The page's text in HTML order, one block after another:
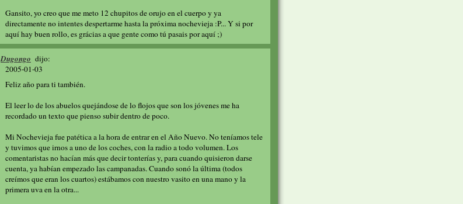
Gansito, yo creo que me meto 12 chupitos de orujo en el cuerpo y ya
directamente no intentes despertarme hasta la próxima nochevieja :P... Y si por
aquí hay buen rollo, es grácias a que gente como tú pasais por aquí ;)
Dugongo dijo:
2005-01-03
Feliz año para ti también.
El leer lo de los abuelos quejándose de lo flojos que son los jóvenes me ha
recordado un texto que pienso subir dentro de poco.
Mi Nochevieja fue patética a la hora de entrar en el Año Nuevo. No teníamos tele
y tuvimos que irnos a uno de los coches, con la radio a todo volumen. Los
comentaristas no hacían más que decir tonterías y, para cuando quisieron darse
cuenta, ya habían empezado las campanadas. Cuando sonó la última (todos
creímos que eran los cuartos) estábamos con nuestro vasito en una mano y la
primera uva en la otra...